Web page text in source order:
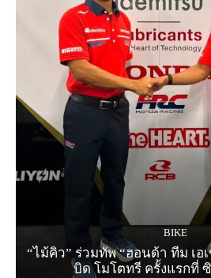
BIKE
“ไม้คิว” ร่วมทัพ “ฮอนด้า ทีม เอ
บิด โมโตทรี ครั้งแรกที่